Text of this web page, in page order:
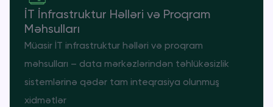
İT İnfrastruktur Həlləri və Proqram
Məhsulları
Müasir İT infrastruktur həlləri və proqram
məhsulları – data mərkəzlərindən təhlükəsizlik
sistemlərinə qədər tam inteqrasiya olunmuş
xidmətlər